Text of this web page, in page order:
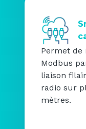
Permet
Modbus
liaison
radio sur
mètres.